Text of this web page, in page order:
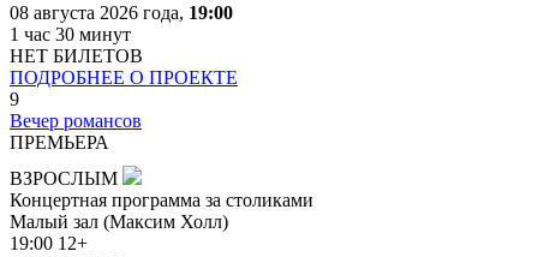
08 августа 2026 года, 19:00
1 час 30 минут
НЕТ БИЛЕТОВ
ПОДРОБНЕЕ О ПРОЕКТЕ
9
Вечер романсов
ПРЕМЬЕРА
ВЗРОСЛЫМ
Концертная программа за столиками
Малый зал (Максим Холл)
19:00 12+